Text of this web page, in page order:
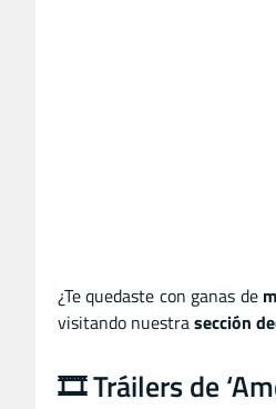
¿Te quedaste con ganas de
visitando nuestrasección
🎞️ Tráilers de